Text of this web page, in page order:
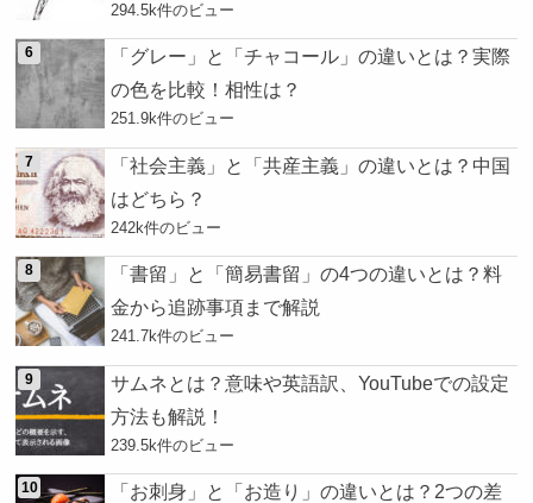
294.5k件のビュー
「グレー」と「チャコール」の違いとは？実際
の色を比較！相性は？
251.9k件のビュー
「社会主義」と「共産主義」の違いとは？中国
はどちら？
242k件のビュー
「書留」と「簡易書留」の4つの違いとは？料
金から追跡事項まで解説
241.7k件のビュー
サムネとは？意味や英語訳、YouTubeでの設定
方法も解説！
239.5k件のビュー
「お刺身」と「お造り」の違いとは？2つの差